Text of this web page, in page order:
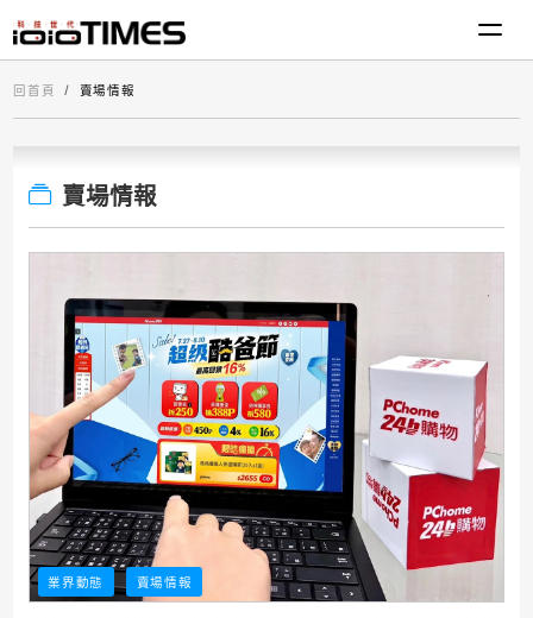
回首頁 賣場情報
賣場情報
業界動態 賣場情報